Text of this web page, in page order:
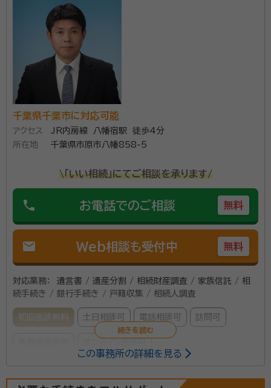
まだ契約したばかりで、現在先方での各種手続き中だが、メールでのやり
とりもスムーズだし、事前にこちらで必要な対応などを細かく教えていた
だけるので、こちらも理解しやすく助かっている。
千葉県千葉市に対応可能
アクセス
JR内房線 八幡宿駅 徒歩4分
所在地
千葉県市原市八幡858-5
\「いい相続」にてご相談を承ります/
phone お電話でのご相談 無料
mail Web相談も受付中 無料
対応業務：
遺言書 / 遺産分割 / 相続財産調査 / 家族信託 / 相
続手続き / 銀行手続き / 戸籍収集 / 相続人調査
初回面談無料 土日相談可 電話相談可 訪問可
この事務所の詳細を見る